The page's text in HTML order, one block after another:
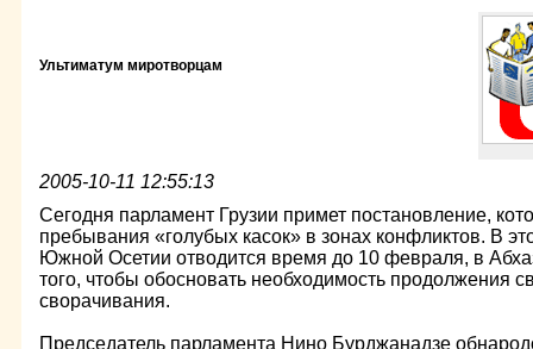
Ультиматум миротворцам
2005-10-11 12:55:13
Сегодня парламент Грузии примет постановление,
пребывания «голубых касок» в зонах конфликтов. В
Южной Осетии отводится время до 10 февраля, в
того, чтобы обосновать необходимость продолжения
сворачивания.
Председатель парламента Нино Бурджанадзе